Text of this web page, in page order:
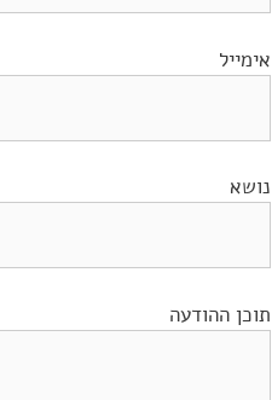
אימייל
נושא
תוכן ההודעה